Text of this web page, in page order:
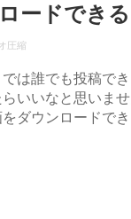
ードでき
圧縮
は誰でも投稿で
いいなと思いま
ダウンロードで